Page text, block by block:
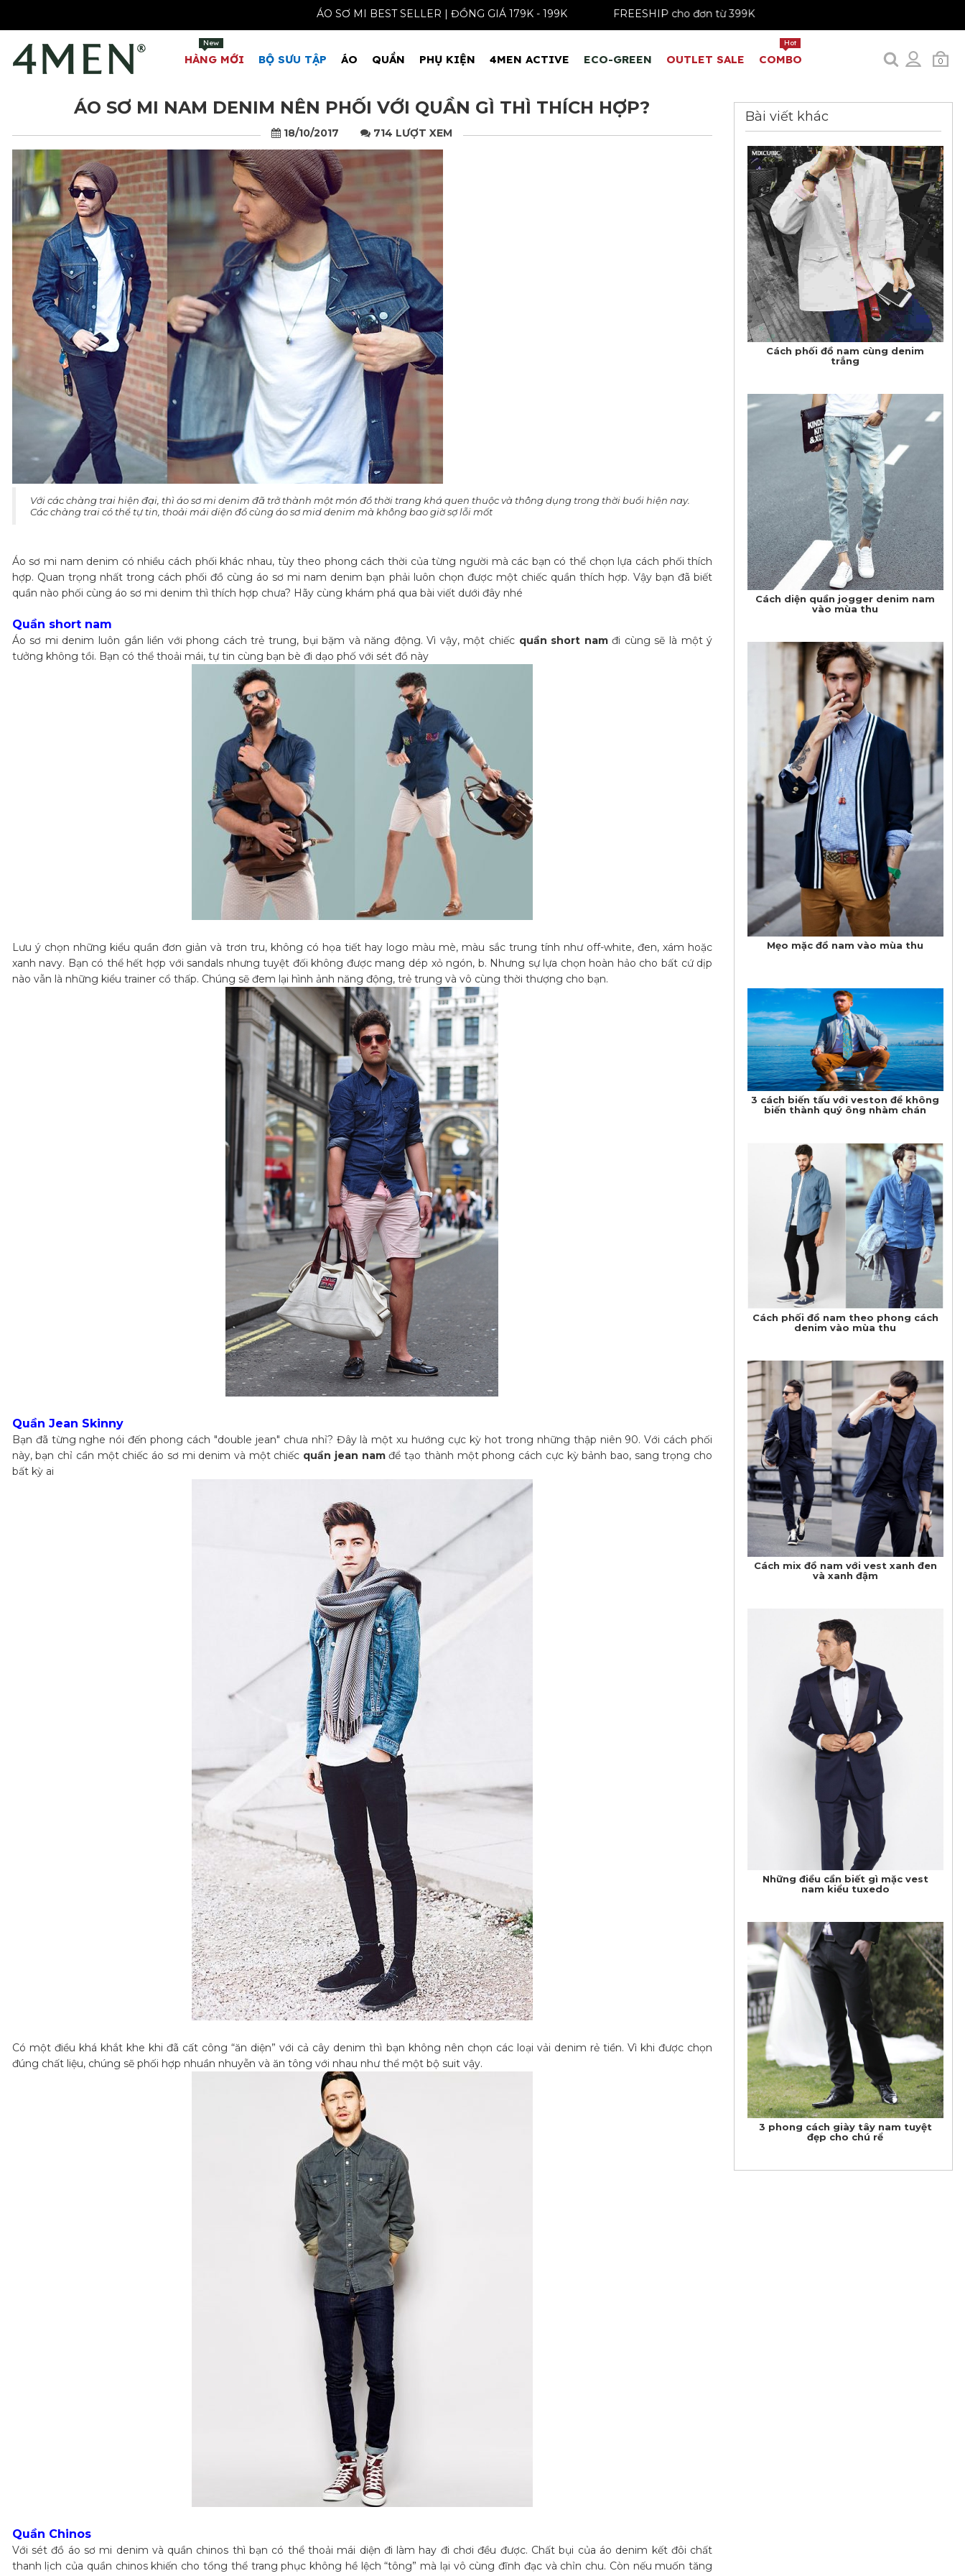
ÁO SƠ MI BEST SELLER | ĐỒNG GIÁ 179K - 199K FREESHIP cho đơn từ 399K
0
HÀNG MỚI
New
BỘ SƯU TẬP ÁO QUẦN PHỤ KIỆN 4MEN ACTIVE ECO-GREEN OUTLET SALE COMBO
Hot
ÁO SƠ MI NAM DENIM NÊN PHỐI VỚI QUẦN GÌ THÌ THÍCH HỢP?
18/10/2017 714 LƯỢT XEM
​Với các chàng trai hiện đại, thì áo sơ mi denim đã trở thành một món đồ thời trang khá quen thuộc và thông dụng trong thời buổi hiện nay.
Các chàng trai có thể tự tin, thoải mái diện đồ cùng áo sơ mid denim mà không bao giờ sợ lỗi mốt
Áo sơ mi nam denim có nhiều cách phối khác nhau, tùy theo phong cách thời của từng người mà các bạn có thể chọn lựa cách phối thích
hợp. Quan trọng nhất trong cách phối đồ cùng áo sơ mi nam denim bạn phải luôn chọn được một chiếc quần thích hợp. Vậy bạn đã biết
quần nào phối cùng áo sơ mi denim thì thích hợp chưa? Hãy cùng khám phá qua bài viết dưới đây nhé
Quần short nam
Áo sơ mi denim luôn gắn liền với phong cách trẻ trung, bụi bặm và năng động. Vì vậy, một chiếc quần short namđi cùng sẽ là một ý
tưởng không tồi. Bạn có thể thoải mái, tự tin cùng bạn bè đi dạo phố với sét đồ này
Lưu ý chọn những kiểu quần đơn giản và trơn tru, không có họa tiết hay logo màu mè, màu sắc trung tính như off-white, đen, xám hoặc
xanh navy. Bạn có thể hết hợp với sandals nhưng tuyệt đối không được mang dép xỏ ngón, b. Nhưng sự lựa chọn hoàn hảo cho bất cứ dịp
nào vẫn là những kiểu trainer cổ thấp. Chúng sẽ đem lại hình ảnh năng động, trẻ trung và vô cùng thời thượng cho bạn.
Quần Jean Skinny
Bạn đã từng nghe nói đến phong cách "double jean" chưa nhỉ? Đây là một xu hướng cực kỳ hot trong những thập niên 90. Với cách phối
này, bạn chỉ cần một chiếc áo sơ mi denim và một chiếc quần jean namđể tạo thành một phong cách cực kỳ bảnh bao, sang trọng cho
bất kỳ ai
Có một điều khá khắt khe khi đã cất công “ăn diện” với cả cây denim thì bạn không nên chọn các loại vải denim rẻ tiền. Vì khi được chọn
đúng chất liệu, chúng sẽ phối hợp nhuần nhuyễn và ăn tông với nhau như thể một bộ suit vậy.
Quần Chinos
Với sét đồ áo sơ mi denim và quần chinos thì bạn có thể thoải mái diện đi làm hay đi chơi đều được. Chất bụi của áo denim kết đôi chất
thanh lịch của quần chinos khiến cho tổng thể trang phục không hề lệch “tông” mà lại vô cùng đĩnh đạc và chỉn chu. Còn nếu muốn tăng
Bài viết khác
Cách phối đồ nam cùng denim
trắng
Cách diện quần jogger denim nam
vào mùa thu
Mẹo mặc đồ nam vào mùa thu
3 cách biến tấu với veston để không
biến thành quý ông nhàm chán
Cách phối đồ nam theo phong cách
denim vào mùa thu
Cách mix đồ nam với vest xanh đen
và xanh đậm
Những điều cần biết gì mặc vest
nam kiểu tuxedo
3 phong cách giày tây nam tuyệt
đẹp cho chú rể